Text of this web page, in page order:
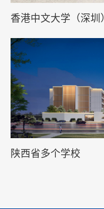
香港中文大学（深圳）
陕西省多个学校